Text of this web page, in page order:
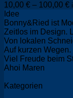
10,00 € – 100,00 €
Idee
Bonny&Ried ist
Zeitlos im Design.
Von lokalen
Auf kurzen
Viel Freude beim
Ahoi Maren
Kategorien